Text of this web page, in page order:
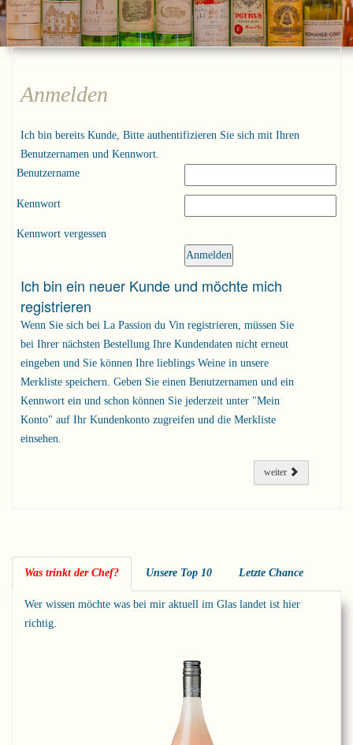
Anmelden
Ich bin bereits Kunde, Bitte authentifizieren Sie sich mit Ihren
Benutzernamen und Kennwort.
Benutzername
Kennwort
Kennwort vergessen
Ich bin ein neuer Kunde und möchte mich
registrieren
Wenn Sie sich bei La Passion du Vin registrieren, müssen Sie
bei Ihrer nächsten Bestellung Ihre Kundendaten nicht erneut
eingeben und Sie können Ihre lieblings Weine in unsere
Merkliste speichern. Geben Sie einen Benutzernamen und ein
Kennwort ein und schon können Sie jederzeit unter "Mein
Konto" auf Ihr Kundenkonto zugreifen und die Merkliste
einsehen.
weiter
Was trinkt der Chef? Unsere Top 10 Letzte Chance
Wer wissen möchte was bei mir aktuell im Glas landet ist hier
richtig.